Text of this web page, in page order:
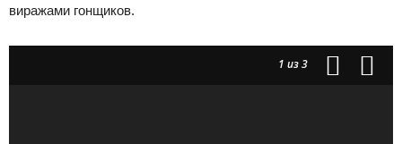
виражами гонщиков.
1 из 3